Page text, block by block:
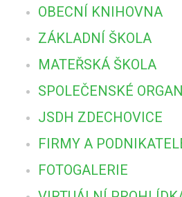
OBECNÍ KNIHOVNA
ZÁKLADNÍ ŠKOLA
MATEŘSKÁ ŠKOLA
SPOLEČENSKÉ
JSDH ZDECHOVICE
FIRMY A
FOTOGALERIE